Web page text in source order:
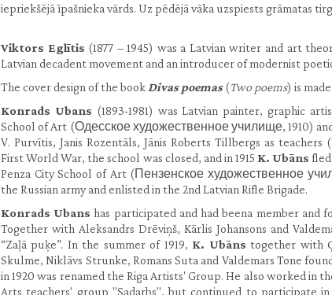
iepriekšējā īpašnieka vārds. Uz pēdējā vāka uzspiests grāmatas
Viktors Eglītis (1877 – 1945) was a Latvian writer and art
Latvian decadent movement and an introducer of modernist
The cover design of the book Divas poemas(Two poems) is
Konrads Ubans (1893-1981) was Latvian painter, graphic
School of Art (Одесское художественное училище, 1910)
V. Purvītis, Janis Rozentāls, Jānis Roberts Tillbergs as teachers
First World War, the school was closed, and in 1915 K. Ubāns
Penza City School of Art (Пензенское художественное
the Russian army and enlisted in the 2nd Latvian Rifle Brigade.
Konrads Ubans has participated and had beena member and
Together with Aleksandrs Drēviņš, Kārlis Johansons and
“Zaļā puķe”. In the summer of 1919, K. Ubāns together with
Skulme, Niklāvs Strunke, Romans Suta and Valdemars Tone
in 1920 was renamed the Riga Artists' Group. He also worked in
Arts teachers' group "Sadarbs", but continued to participate